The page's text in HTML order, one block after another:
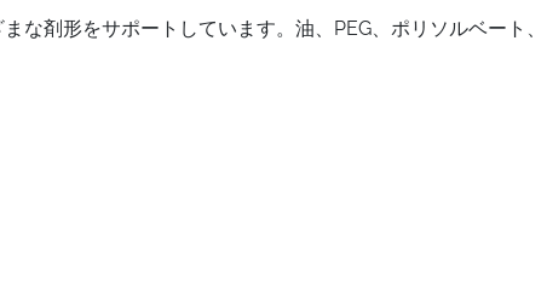
剤形をサポートしています。油、PEG、ポリソルベート、